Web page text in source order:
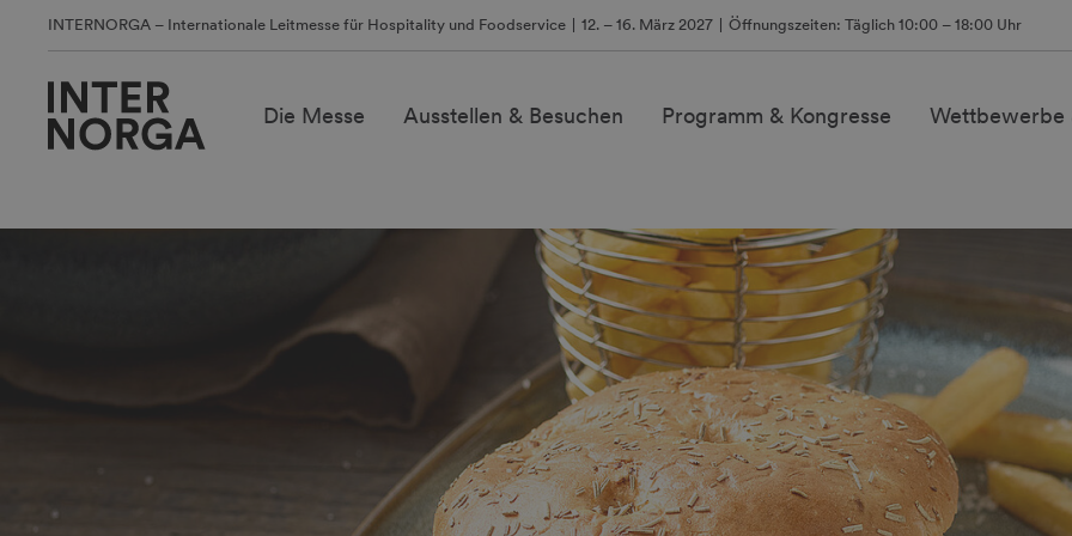
INTERNORGA – Internationale Leitmesse für Hospitality und Foodservice 12. – 16. März 2027 Öffnungszeiten: Täglich 10:00 – 18:00 Uhr
Die Messe Ausstellen & Besuchen Programm & Kongresse Wettbewerbe